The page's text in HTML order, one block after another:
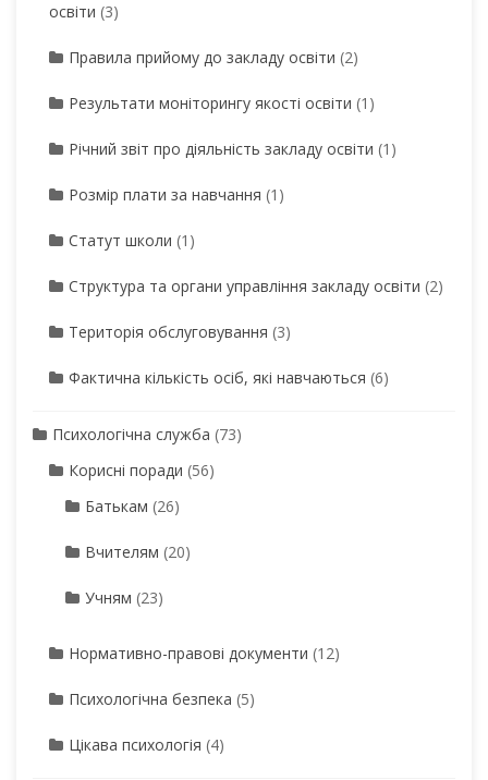
освіти (3)
Правила прийому до закладу освіти (2)
Результати моніторингу якості освіти (1)
Річний звіт про діяльність закладу освіти (1)
Розмір плати за навчання (1)
Статут школи (1)
Структура та органи управління закладу освіти (2)
Територія обслуговування (3)
Фактична кількість осіб, які навчаються (6)
Психологічна служба (73)
Корисні поради (56)
Батькам (26)
Вчителям (20)
Учням (23)
Нормативно-правові документи (12)
Психологічна безпека (5)
Цікава психологія (4)